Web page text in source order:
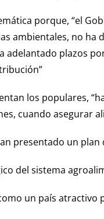
porque, “el
ambientales, no
adelantado plazos
los populares,
cuando asegurar
presentado un
del sistema
un país